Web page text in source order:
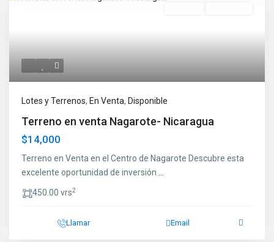
Lotes y Terrenos, En Venta, Disponible
Terreno en venta Nagarote- Nicaragua
$14,000
Terreno en Venta en el Centro de Nagarote Descubre esta
excelente oportunidad de inversión
450.00 vrs2
Llamar Email